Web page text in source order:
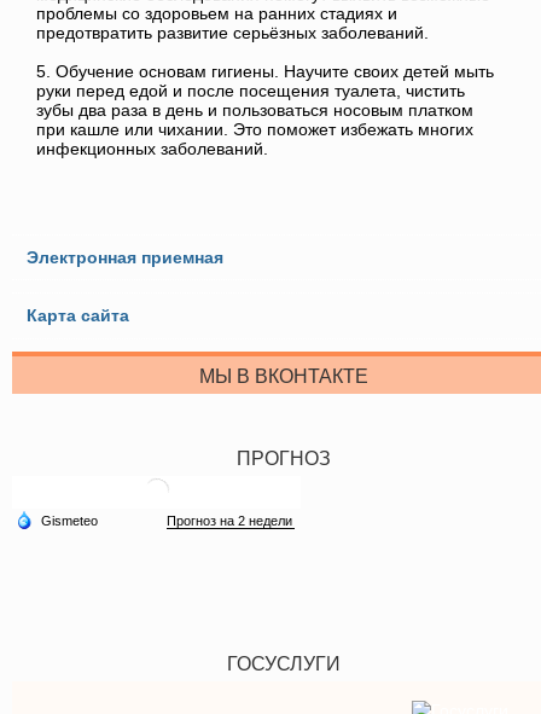
проблемы со здоровьем на ранних стадиях и
предотвратить развитие серьёзных заболеваний.
5. Обучение основам гигиены. Научите своих детей мыть
руки перед едой и после посещения туалета, чистить
зубы два раза в день и пользоваться носовым платком
при кашле или чихании. Это поможет избежать многих
инфекционных заболеваний.
Электронная приемная
Карта сайта
МЫ В ВКОНТАКТЕ
ПРОГНОЗ
ГОСУСЛУГИ